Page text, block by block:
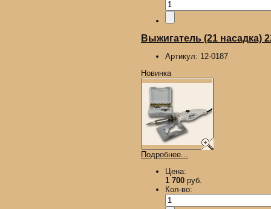
Выжигатель (21 насадка)
Артикул: 12-0187
Новинка
Подробнее...
Цена:
1 700 руб.
Кол-во: